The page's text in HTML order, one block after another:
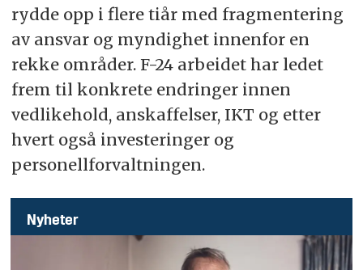
rydde opp i flere tiår med fragmentering
av ansvar og myndighet innenfor en
rekke områder. F-24 arbeidet har ledet
frem til konkrete endringer innen
vedlikehold, anskaffelser, IKT og etter
hvert også investeringer og
personellforvaltningen.
Nyheter